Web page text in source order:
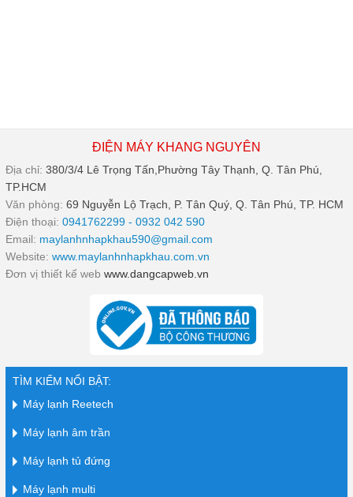
ĐIỆN MÁY KHANG NGUYÊN
Địa chỉ: 380/3/4 Lê Trọng Tấn,Phường Tây Thạnh, Q. Tân Phú,
TP.HCM
Văn phòng: 69 Nguyễn Lộ Trạch, P. Tân Quý, Q. Tân Phú, TP. HCM
Điện thoại: 0941762299 - 0932 042 590
Email: maylanhnhapkhau590@gmail.com
Website: www.maylanhnhapkhau.com.vn
Đơn vị thiết kế web www.dangcapweb.vn
TÌM KIẾM NỔI BẬT:
Máy lạnh Reetech
Máy lạnh âm trần
Máy lạnh tủ đứng
Máy lạnh multi